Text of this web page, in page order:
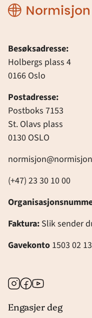
Normisjon
Besøksadresse:
Holbergs plass 4
0166 Oslo
Postadresse:
Postboks 7153
St. Olavs plass
0130 OSLO
(+47) 23 30 10 00
Faktura: Slik sender
Gavekonto 1503 02
Instagram
Facebook
Youtube
Engasjer deg